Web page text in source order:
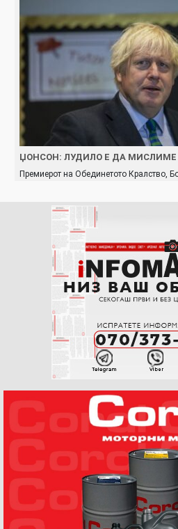
ЏОНСОН: ЛУДИЛО Е ДА
Премиерот на Обединетото Кралство,